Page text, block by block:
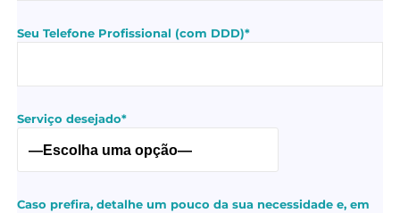
Seu Telefone Profissional (com DDD)*
Serviço desejado*
Caso prefira, detalhe um pouco da sua necessidade e, em